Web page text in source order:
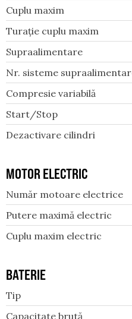
Cuplu maxim
Turație cuplu maxim
Supraalimentare
Nr. sisteme
Compresie variabilă
Start/Stop
Dezactivare cilindri
MOTOR ELECTRIC
Număr motoare electrice
Putere maximă electric
Cuplu maxim electric
BATERIE
Tip
Capacitate brută